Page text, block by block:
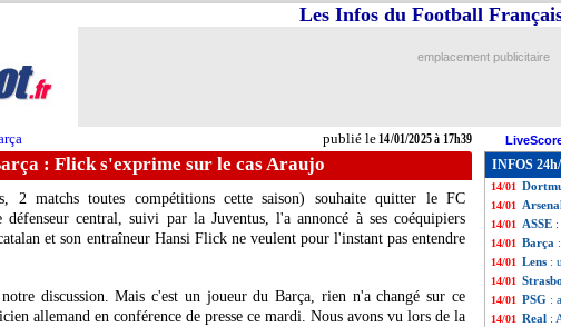
publié le14/01/2025 à 17h39
Les Infos du Football
emplacement publicitaire
: Flick s'exprime sur le cas Araujo
2 matchs toutes compétitions cette saison) souhaite quitter le FC
central, suivi par la Juventus, l'a annoncé à ses coéquipiers
et son entraîneur Hansi Flick ne veulent pour l'instant pas entendre
discussion. Mais c'est un joueur du Barça, rien n'a changé sur ce
allemand en conférence de presse ce mardi. Nous avons vu lors de la
INFOS
14/01 CdF:
14/01 CdF:
14/01 Lyon:
14/01 PSG:
14/01
14/01
14/01 ASSE
14/01 Barça
14/01 Lens :
14/01
14/01 PSG :
14/01 Real :